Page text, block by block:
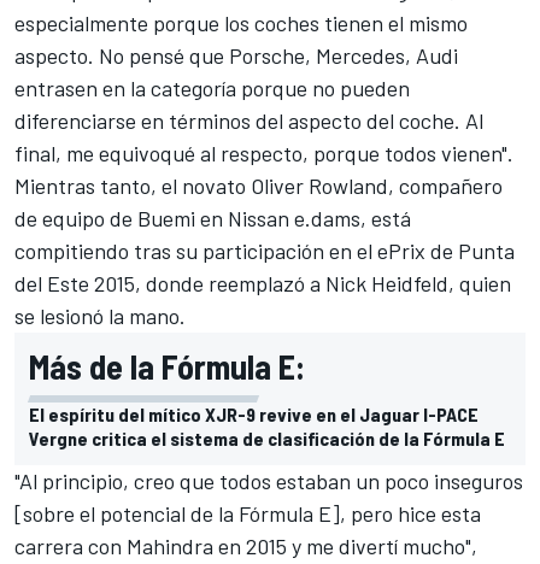
especialmente porque los coches tienen el mismo
aspecto. No pensé que Porsche, Mercedes, Audi
entrasen en la categoría porque no pueden
diferenciarse en términos del aspecto del coche. Al
final, me equivoqué al respecto, porque todos vienen".
Mientras tanto, el novato Oliver Rowland, compañero
de equipo de Buemi en Nissan e.dams, está
compitiendo tras su participación en el ePrix de Punta
del Este 2015, donde reemplazó a Nick Heidfeld, quien
se lesionó la mano.
Más de la Fórmula E:
El espíritu del mítico XJR-9 revive en el Jaguar I-PACE
Vergne critica el sistema de clasificación de la Fórmula E
"Al principio, creo que todos estaban un poco inseguros
[sobre el potencial de la Fórmula E], pero hice esta
carrera con Mahindra en 2015 y me divertí mucho",